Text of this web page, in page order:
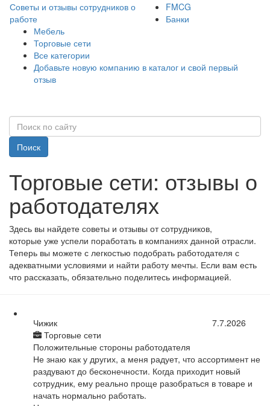
Советы и отзывы сотрудников о
работе
FMCG
Банки
Мебель
Торговые сети
Все категории
Добавьте новую компанию в каталог и свой первый
отзыв
Поиск
Торговые сети: отзывы о
работодателях
Здесь вы найдете советы и отзывы от сотрудников,
которые уже успели поработать в компаниях данной отрасли.
Теперь вы можете с легкостью подобрать работодателя с
адекватными условиями и найти работу мечты. Если вам есть
что рассказать, обязательно поделитесь информацией.
Чижик
Торговые сети
7.7.2026
Положительные стороны работодателя
Не знаю как у других, а меня радует, что ассортимент не
раздувают до бесконечности. Когда приходит новый
сотрудник, ему реально проще разобраться в товаре и
начать нормально работать.